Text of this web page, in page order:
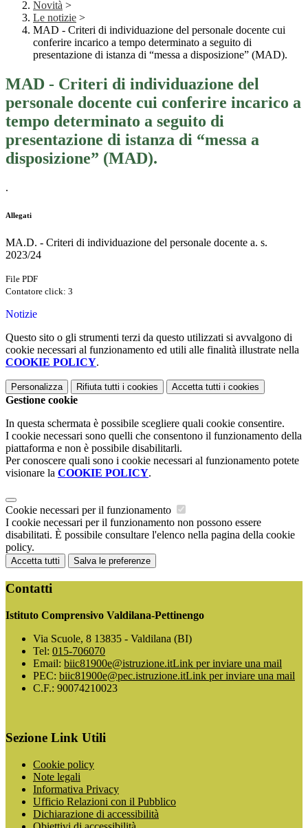
Novità >
Le notizie >
MAD - Criteri di individuazione del personale docente cui
conferire incarico a tempo determinato a seguito di
presentazione di istanza di “messa a disposizione” (MAD).
MAD - Criteri di individuazione del
personale docente cui conferire incarico a
tempo determinato a seguito di
presentazione di istanza di “messa a
disposizione” (MAD).
.
Allegati
MA.D. - Criteri di individuazione del personale docente a. s.
2023/24
File PDF
Contatore click: 3
Notizie
Questo sito o gli strumenti terzi da questo utilizzati si avvalgono di
cookie necessari al funzionamento ed utili alle finalità illustrate nella
COOKIE POLICY.
Personalizza Rifiuta tutti i cookies Accetta tutti i cookies
Gestione cookie
In questa schermata è possibile scegliere quali cookie consentire.
I cookie necessari sono quelli che consentono il funzionamento della
piattaforma e non è possibile disabilitarli.
Per conoscere quali sono i cookie necessari al funzionamento potete
visionare la COOKIE POLICY.
Cookie necessari per il funzionamento
I cookie necessari per il funzionamento non possono essere
disabilitati. È possibile consultare l'elenco nella pagina della cookie
policy.
Accetta tutti Salva le preferenze
Contatti
Istituto Comprensivo Valdilana-Pettinengo
Via Scuole, 8 13835 - Valdilana (BI)
Tel: 015-706070
Email: biic81900e@istruzione.itLink per inviare una mail
PEC: biic81900e@pec.istruzione.itLink per inviare una mail
C.F.: 90074210023
Sezione Link Utili
Cookie policy
Note legali
Informativa Privacy
Ufficio Relazioni con il Pubblico
Dichiarazione di accessibilità